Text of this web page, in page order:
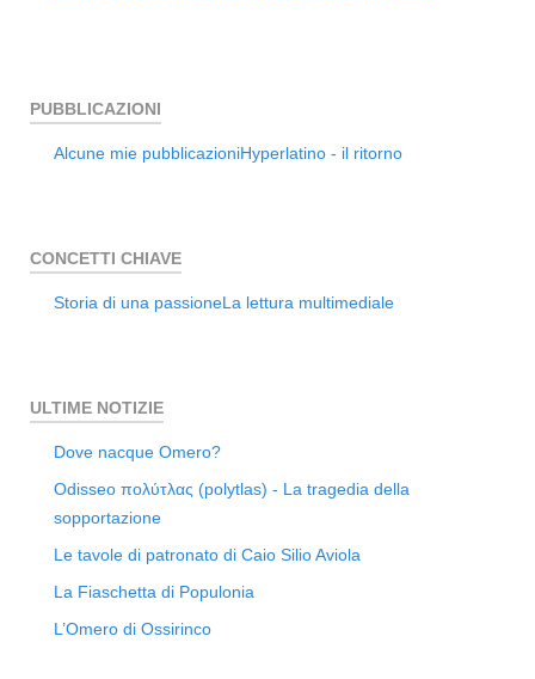
PUBBLICAZIONI
Alcune mie pubblicazioniHyperlatino - il ritorno
CONCETTI CHIAVE
Storia di una passioneLa lettura multimediale
ULTIME NOTIZIE
Dove nacque Omero?
Odisseo πολύτλας (polytlas) - La tragedia della
sopportazione
Le tavole di patronato di Caio Silio Aviola
La Fiaschetta di Populonia
L’Omero di Ossirinco